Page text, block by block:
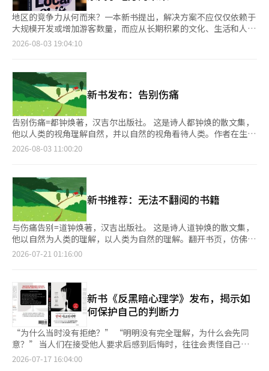
地区的竞争力从何而来？一本新书提出，解决方案不应仅仅依赖于
大规模开发或增加游客数量，而应从长期积累的文化、生活和人际
关系中寻找答案。由8位公关专家共同撰写的《地方转型（Local
宣布，8位公关专家共同撰写的《地方转型》正式出版。 本书的作
者包括前艺智、朴智英、徐秀贤、郑基允、全敏哲、赵哲济、尹汉
德、金允美等获得韩国公关协会认证的公关专家（KAPR）。这些
作者在流通、旅游、信息技术、建筑等多个行业工作，经过约一年
的共同创作，从公关传播的角度探讨了地方品牌、故事讲述、地方
食品、旅游、交通、信息技术、气候变化和地区共同体等主题。
本书超越了仅仅将地区视为“消亡危机”的观点。它将各地区长期
积累的文化、历史、美食、生活方式和人际关系视为独特的资产，
的关注日益增加的背景下，作者们认为，各地区积累的生活方式和
文化也可以成为在全球市场中具有竞争力的内容。 作者们认为，
地区的未来并不单靠大规模开发项目或吸引游客的竞争来决定。他
们强调，重新解读日常生活中的文化和共同体记忆，并将其发展为
地方独特的故事，至关重要。 书中还建议，地区宣传方式需要改
变。与其依赖行政机构的单向宣传，不如让居民、商人和游客等多
方共同参与，创造地区价值，这样才能形成长期的竞争力。 本书
共分为8章，从地方品牌和故事讲述开始，探讨地方食品、旅游、
旅游领域，书中介绍了一种以居民为主体的旅游模式，超越了仅关
注游客数量的传统方法。同时，书中还探讨了交通基础设施、数字
技术、人工智能（AI）、气候危机应对和共同体复兴等与地区可持
续性相关的多种课题。 书中介绍了包括江陵、全州、圣水、北
村、望远洞等国内案例，以及地方美食、旅游、交通、人工智能、
气候行动和共同体项目等，结合了地方品牌、体验经济、关系管
理、社会资本和双向对称传播等公关理论与实际案例进行说明。
韩国公关协会会长赵永锡在推荐序中表示：“帮助地方自我表达的
2026-08-03 19:04:10
新书发布：告别伤痛
告别伤痛=都钟焕著，汉吉尔出版社。 这是诗人都钟焕的散文集，
他以人类的视角理解自然，并以自然的视角看待人类。作者在生活
中多次听到“你已经结束了”这样的言辞，但他将人生视为“在尽
面对伤痛并重新开始的勇气。书中以自然风景为背景，平静地阐述
了失去、衰老和生活留下的痕迹。 当新生姜上市时=姜宇根等22人
著，朴俊等编，长江文艺出版社。 这是一本汇集了韩国当代诗歌
最鲜活声音的选集。为庆祝《创作与批评》创刊60周年，收录了
23位出道不超过10年的诗人的作品，每位诗人两首。年轻诗人如
金宝娜、柳善惠、林裕英的作品与朴俊、安熙妍、黄仁灿等诗人的
短文《致下一位读者》相结合，拉近了诗与读者之间的距离。书名
取自南贤智诗作《阳光》的首句。书中作品如同新生姜般辛辣而生
著，吴雄石译，民音出版社。 罗伯特·清崎的新书《富爸爸的富
裕家庭》强调，孩子的金融教育应从家庭而非学校开始。作者对比
了亲生父亲“穷爸爸”和朋友父亲“富爸爸”的截然不同的经济
观，指出从小学习投资、资产和现金流的重要性。特别是利用桌游
《大富翁》和《现金流》作为金融教育工具，帮助孩子们自然地理
解资产增值和现金流的思维方式。※ 本报道经人工智能（AI）系统
翻译与编辑。
2026-08-03 11:00:20
新书推荐：无法不翻阅的书籍
与伤痛告别=道钟焕著，汉吉出版社。 这是诗人道钟焕的散文集，
他以自然为人类的理解，以人类为自然的理解。翻开书页，仿佛绿
色的雨水渗透了那颗干裂的心。书中的句子如同沸腾的水壶，打开
还是成为国会议员时，他都曾经历过这样的时刻。尽管如此，他仍
将人生视为“在尽头处不断重新开始的艰难旅程”。他不回避或压
抑伤痛，而是谦卑地接受命运，像自然的绿色一样。他相信，生活
如同花朵凋零后再度绽放，结束与开始交替相连。 他借用大山正
约的名言，指出恢复并不是回到伤痛之前，而是与伤痛彻底告别。
他强调，在这个充满仇恨和噪音的时代，面对内心的伤痛、与之告
别的勇气，以及重新开始的力量是多么重要。他认为，文学正是能
够给予我们这种力量的源泉。 书中探讨了失落、衰老以及生活留
2026-07-21 01:16:00
新书《反黑暗心理学》发布，揭示如
何保护自己的判断力
“为什么当时没有拒绝？” “明明没有完全理解，为什么会先同
意？” 当人们在接受他人要求后感到后悔时，往往会责怪自己的
性格，认为是意志薄弱、过于善良或轻易相信他人所致。然而，个
2026-07-17 16:04:00